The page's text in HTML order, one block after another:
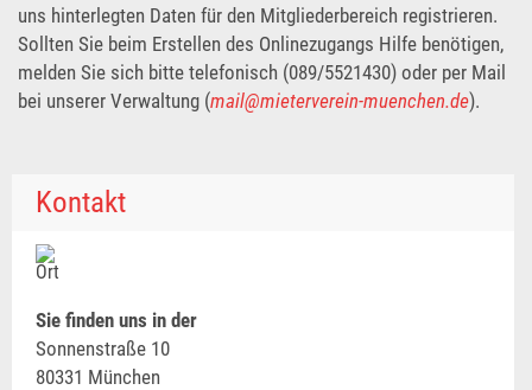
uns hinterlegten Daten für den Mitgliederbereich registrieren.
Sollten Sie beim Erstellen des Onlinezugangs Hilfe benötigen,
melden Sie sich bitte telefonisch (089/5521430) oder per Mail
bei unserer Verwaltung (mail@mieterverein-muenchen.de).
Kontakt
Sie finden uns in der
Sonnenstraße 10
80331 München